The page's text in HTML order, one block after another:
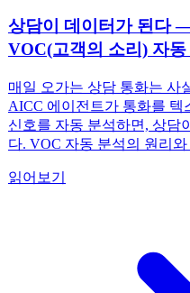
상담이 데이터가 된다
VOC(고객의 소리) 자
매일 오가는 상담 통화는 사
AICC 에이전트가 통화를 텍
신호를 자동 분석하면, 상담
다. VOC 자동 분석의 원리
읽어보기